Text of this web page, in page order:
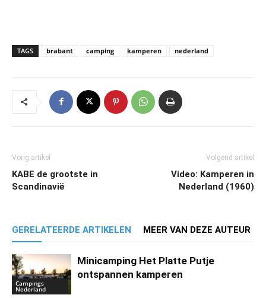
TAGS brabant camping kamperen nederland
Vorig artikel
KABE de grootste in
Scandinavië
Volgend artikel
Video: Kamperen in
Nederland (1960)
GERELATEERDE ARTIKELEN MEER VAN DEZE AUTEUR
Campings
Nederland
Minicamping Het Platte Putje
ontspannen kamperen